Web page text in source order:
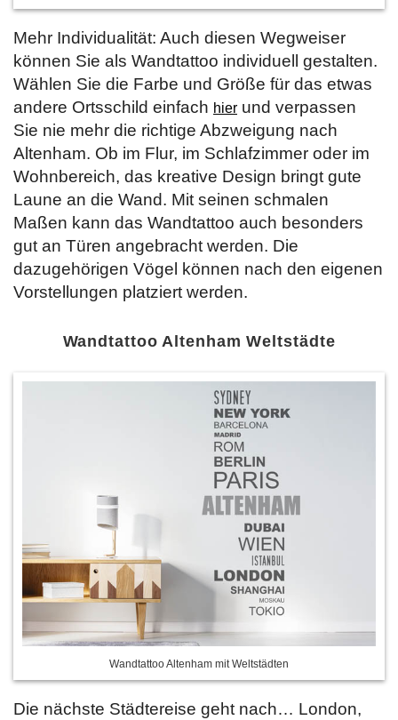
Mehr Individualität: Auch diesen Wegweiser
können Sie als Wandtattoo individuell gestalten.
Wählen Sie die Farbe und Größe für das etwas
andere Ortsschild einfach hier und verpassen
Sie nie mehr die richtige Abzweigung nach
Altenham. Ob im Flur, im Schlafzimmer oder im
Wohnbereich, das kreative Design bringt gute
Laune an die Wand. Mit seinen schmalen
Maßen kann das Wandtattoo auch besonders
gut an Türen angebracht werden. Die
dazugehörigen Vögel können nach den eigenen
Vorstellungen platziert werden.
Wandtattoo Altenham Weltstädte
Wandtattoo Altenham mit Weltstädten
Die nächste Städtereise geht nach… London,